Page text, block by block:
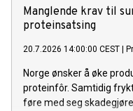
Manglende krav til
proteinsatsing
20.7.2026 14:00:00 CEST
Norge ønsker å øke
proteinfôr. Samtidig
føre med seg